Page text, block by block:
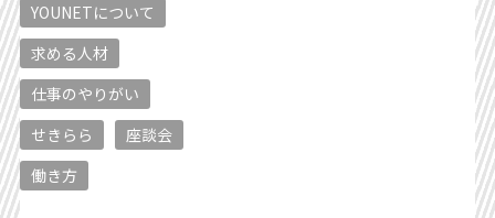
YOUNETについて
求める人材
仕事のやりがい
せきらら
座談会
働き方